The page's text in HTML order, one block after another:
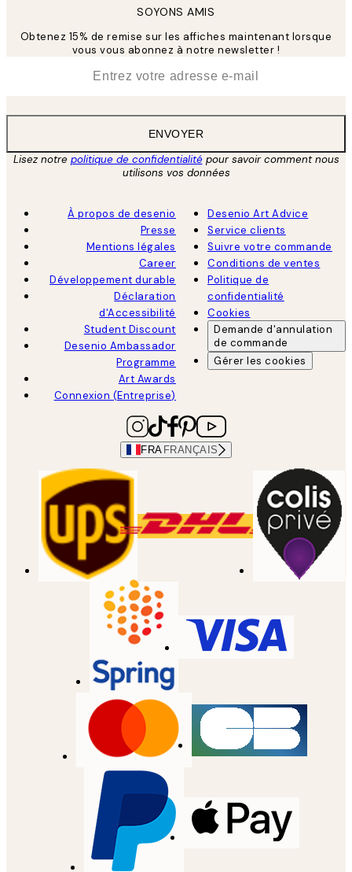
SOYONS AMIS
Obtenez 15% de remise sur les affiches maintenant lorsque
vous vous abonnez à notre newsletter !
ENVOYER
Lisez notre politique de confidentialitépour savoir comment nous
utilisons vos données
À propos de desenio
Presse
Mentions légales
Career
Développement durable
Déclaration
d'Accessibilité
Student Discount
Desenio Ambassador
Programme
Art Awards
Connexion (Entreprise)
Desenio Art Advice
Service clients
Suivre votre commande
Conditions de ventes
Politique de
confidentialité
Cookies
Demande d'annulation
de commande
Gérer les cookies
FRA FRANÇAIS